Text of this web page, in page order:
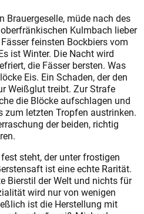
Brauergeselle, müde nach des
Kulmbach lieber
feinsten Bockbiers vom
ist Winter. Die Nacht wird
die Fässer bersten. Was
Eis. Ein Schaden, der den
Weißglut treibt. Zur Strafe
die Blöcke aufschlagen und
zum letzten Tropfen austrinken.
der beiden, richtig
steht, der unter frostigen
ist eine echte Rarität.
Bierstil der Welt und nichts für
wird nur von wenigen
ist die Herstellung mit